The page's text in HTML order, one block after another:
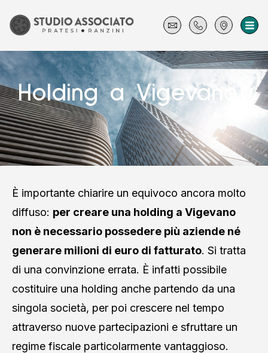
Holding a Vigevano
È importante chiarire un equivoco ancora molto
diffuso: per creare una holding a Vigevano
non è necessario possedere più aziende né
generare milioni di euro di fatturato. Si tratta
di una convinzione errata. È infatti possibile
costituire una holding anche partendo da una
singola società, per poi crescere nel tempo
attraverso nuove partecipazioni e sfruttare un
regime fiscale particolarmente vantaggioso.